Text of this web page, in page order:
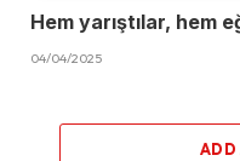
Hem yarıştılar, hem
04/04/2025
ADD